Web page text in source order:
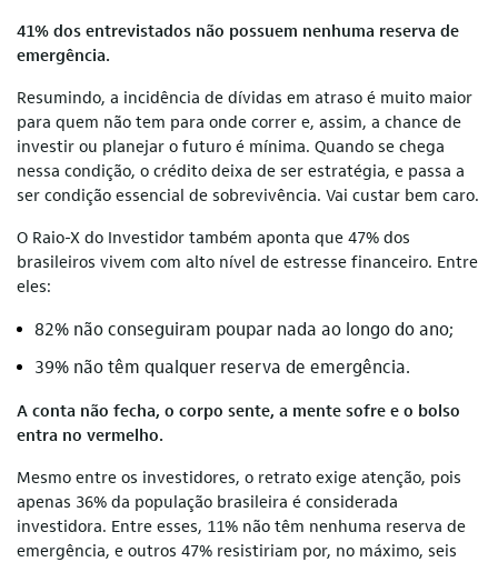
41% dos entrevistados não possuem nenhuma reserva de
emergência.
Resumindo, a incidência de dívidas em atraso é muito maior
para quem não tem para onde correr e, assim, a chance de
investir ou planejar o futuro é mínima. Quando se chega
nessa condição, o crédito deixa de ser estratégia, e passa a
ser condição essencial de sobrevivência. Vai custar bem caro.
O Raio-X do Investidor também aponta que 47% dos
brasileiros vivem com alto nível de estresse financeiro. Entre
eles:
82% não conseguiram poupar nada ao longo do ano;
39% não têm qualquer reserva de emergência.
A conta não fecha, o corpo sente, a mente sofre e o bolso
entra no vermelho.
Mesmo entre os investidores, o retrato exige atenção, pois
apenas 36% da população brasileira é considerada
investidora. Entre esses, 11% não têm nenhuma reserva de
emergência, e outros 47% resistiriam por, no máximo, seis